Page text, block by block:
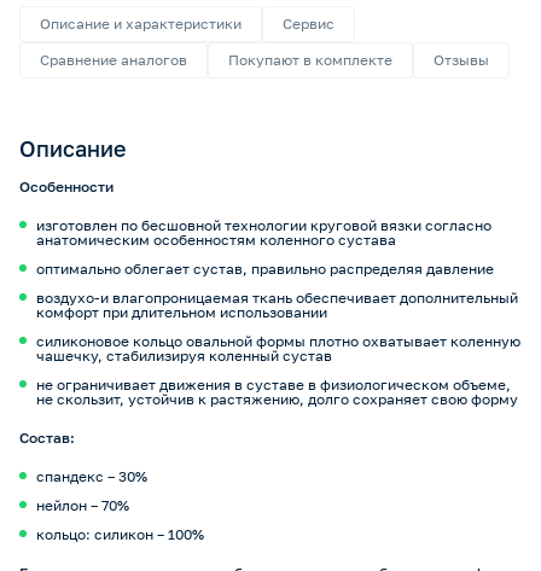
Описание и характеристики
Сервис
Сравнение аналогов
Покупают в комплекте Отзывы
Описание
Особенности
изготовлен по бесшовной технологии круговой вязки согласно
анатомическим особенностям коленного сустава
оптимально облегает сустав, правильно распределяя давление
воздухо-и влагопроницаемая ткань обеспечивает дополнительный
комфорт при длительном использовании
силиконовое кольцо овальной формы плотно охватывает коленную
чашечку, стабилизируя коленный сустав
не ограничивает движения в суставе в физиологическом объеме,
не скользит, устойчив к растяжению, долго сохраняет свою форму
Cостав:
спандекс – 30%
нейлон – 70%
кольцо: силикон – 100%